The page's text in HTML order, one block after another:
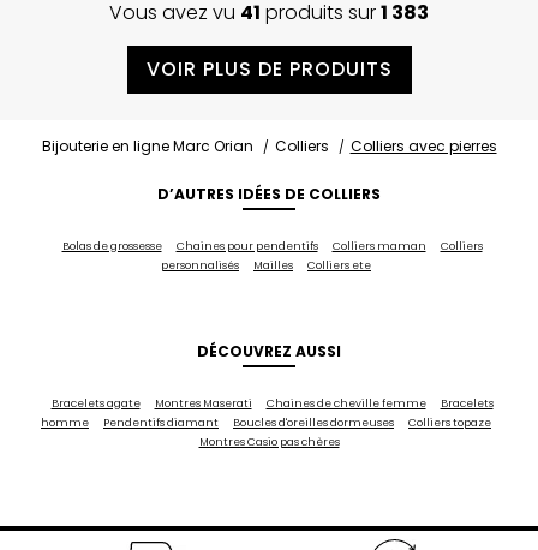
Vous avez vu 41 produits sur1 383
VOIR PLUS DE PRODUITS
Bijouterie en ligne Marc Orian Colliers Colliers avec pierres
D’AUTRES IDÉES DE COLLIERS
Bolas de grossesse Chaines pour pendentifs Colliers maman
Colliers
personnalisés
Mailles Colliers ete
DÉCOUVREZ AUSSI
Bracelets agate Montres Maserati Chaines de cheville femme
Bracelets
homme
Pendentifs diamant Boucles d'oreilles dormeuses
Colliers topaze
Montres Casio pas chères